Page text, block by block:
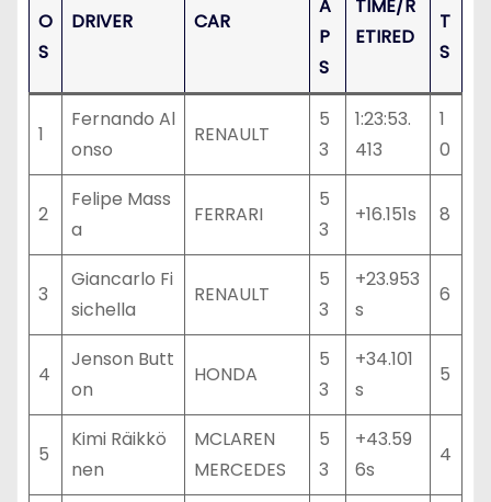
O
S
DRIVER CAR
A
P
S
TIME/R
ETIRED
T
S
1
Fernando Al
onso
RENAULT
5
3
1:23:53.
413
1
0
2
Felipe Mass
a
FERRARI
5
3
+16.151s 8
3
Giancarlo Fi
sichella
RENAULT
5
3
+23.953
s
6
4
Jenson Butt
on
HONDA
5
3
+34.101
s
5
5
Kimi Räikkö
nen
MCLAREN
MERCEDES
5
3
+43.59
6s
4